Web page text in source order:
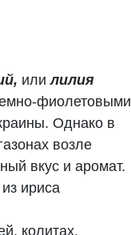
илилилия
фиолетовыми
Однако в
возле
вкус и аромат.
ириса
колитах,